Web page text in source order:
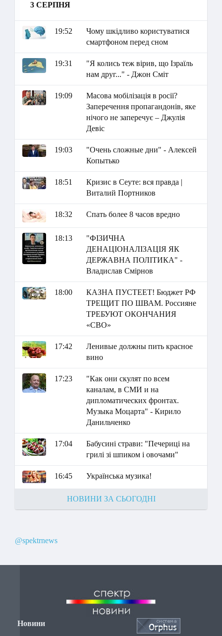
3 СЕРПНЯ
19:52
Чому шкідливо користуватися
смартфоном перед сном
19:31
"Я колись теж вірив, що Ізраїль
нам друг..." - Джон Сміт
19:09
Масова мобілізація в росії?
Заперечення пропагандонів, яке
нічого не заперечує – Джулія
Девіс
19:03
"Очень сложные дни" - Алексей
Копытько
18:51
Кризис в Сеуте: вся правда |
Виталий Портников
18:32 Спать более 8 часов вредно
18:13
"ФІЗИЧНА
ДЕНАЦІОНАЛІЗАЦІЯ ЯК
ДЕРЖАВНА ПОЛІТИКА" -
Владислав Смірнов
18:00
КАЗНА ПУСТЕЕТ! Бюджет РФ
ТРЕЩИТ ПО ШВАМ. Россияне
ТРЕБУЮТ ОКОНЧАНИЯ
«СВО»
17:42
Ленивые должны пить красное
вино
17:23
"Как они скулят по всем
каналам, в СМИ и на
дипломатических фронтах.
Музыка Моцарта" - Кирило
Данильченко
17:04
Бабусині страви: "Печериці на
грилі зі шпиком і овочами"
16:45 Українська музика!
НОВИНИ ЗА СЬОГОДНІ
@spektrnews
Новини